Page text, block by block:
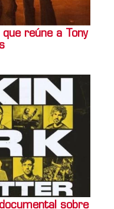
reúne a Tony
sobre